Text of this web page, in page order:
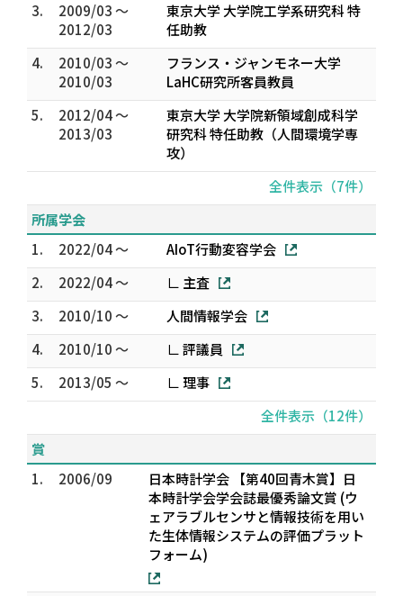
3.
2009/03 ～
2012/03
東京大学 大学院工学系研究科 特
任助教
4.
2010/03 ～
2010/03
フランス・ジャンモネー大学
LaHC研究所客員教員
5.
2012/04 ～
2013/03
東京大学 大学院新領域創成科学
研究科 特任助教（人間環境学専
攻）
全件表示（7件）
所属学会
1.
2022/04 ～
AIoT行動変容学会
2.
2022/04 ～
∟ 主査
3.
2010/10 ～
人間情報学会
4.
2010/10 ～
∟ 評議員
5.
2013/05 ～
∟ 理事
全件表示（12件）
賞
1.
2006/09
日本時計学会 【第40回青木賞】日
本時計学会学会誌最優秀論文賞 (ウ
ェアラブルセンサと情報技術を用い
た生体情報システムの評価プラット
フォーム)